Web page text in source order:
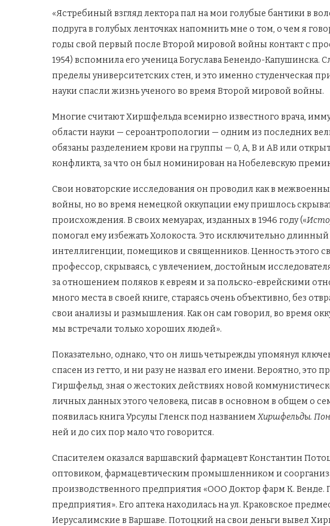
«Ястребиный взгляд лектора пал на мои голубые бантики в
подруга в голубых ленточках напомнить мне о том, о чем я
годы свой первый после Второй мировой войны контакт с
1954) вспомнила его ученица Богуслава Бенендо-Капушинска.
пределы университетских стен, и это именно студенческая
науки спасли жизнь ученого во время Второй мировой войны.
Многие считают Хиршфельда всемирно известного врача,
области науки — сероантропологии — одним из последних
обязаны разделением крови на группы — 0, A, B и AB или
конфликта, за что он был номинирован на Нобелевскую
Свои новаторские исследования он проводил как в
войны, но во время немецкой оккупации ему пришлось
происхождения. В своих мемуарах, изданных в 1946 году («
помогал ему избежать Холокоста. Это исключительно длинный
интеллигенции, помещиков и священников. Ценность этого
профессор, скрываясь, с увлечением, достойным
за отношением поляков к евреям и за польско-еврейскими
много места в своей книге, стараясь очень объективно, без
свои анализы и размышления. Как он сам говорил, во время
мы встречали только хороших людей».
Показательно, однако, что он лишь четырежды упомянул
спасен из гетто, и ни разу не назвал его имени. Вероятно, это
Гиршфельд, зная о жестоких действиях новой
личных данных этого человека, писав в основном в общем о
появилась книга Урсулы Гленск под названиемХиршфельды.
ней и до сих пор мало что говорится.
Спасителем оказался варшавский фармацевт Константин
оптовиком, фармацевтическим промышленником и
производственного предприятия «ООО Доктор фарм К.
предприятия». Его аптека находилась на ул. Краковское
Иерусалимские в Варшаве. Потоцкий на свои деньги вывел